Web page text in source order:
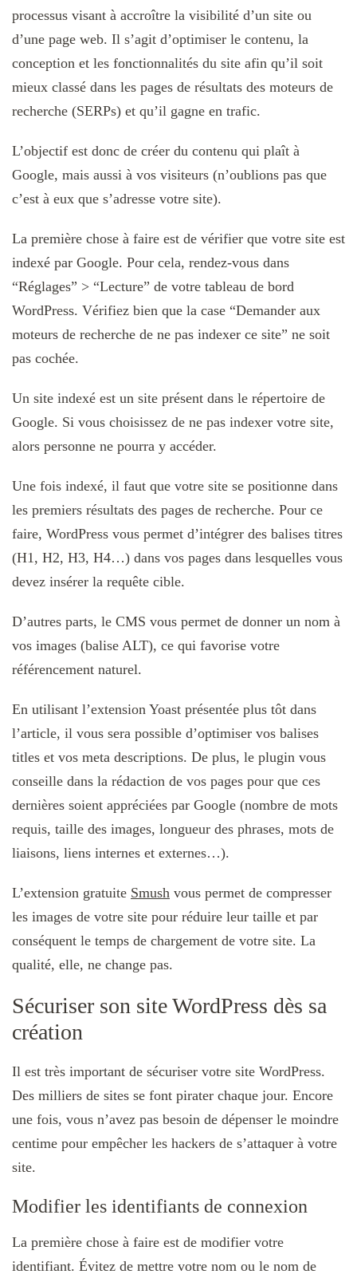
processus visant à accroître la visibilité d’un site ou
d’une page web. Il s’agit d’optimiser le contenu, la
conception et les fonctionnalités du site afin qu’il soit
mieux classé dans les pages de résultats des moteurs de
recherche (SERPs) et qu’il gagne en trafic.
L’objectif est donc de créer du contenu qui plaît à
Google, mais aussi à vos visiteurs (n’oublions pas que
c’est à eux que s’adresse votre site).
La première chose à faire est de vérifier que votre site est
indexé par Google. Pour cela, rendez-vous dans
“Réglages” > “Lecture” de votre tableau de bord
WordPress. Vérifiez bien que la case “Demander aux
moteurs de recherche de ne pas indexer ce site” ne soit
pas cochée.
Un site indexé est un site présent dans le répertoire de
Google. Si vous choisissez de ne pas indexer votre site,
alors personne ne pourra y accéder.
Une fois indexé, il faut que votre site se positionne dans
les premiers résultats des pages de recherche. Pour ce
faire, WordPress vous permet d’intégrer des balises titres
(H1, H2, H3, H4…) dans vos pages dans lesquelles vous
devez insérer la requête cible.
D’autres parts, le CMS vous permet de donner un nom à
vos images (balise ALT), ce qui favorise votre
référencement naturel.
En utilisant l’extension Yoast présentée plus tôt dans
l’article, il vous sera possible d’optimiser vos balises
titles et vos meta descriptions. De plus, le plugin vous
conseille dans la rédaction de vos pages pour que ces
dernières soient appréciées par Google (nombre de mots
requis, taille des images, longueur des phrases, mots de
liaisons, liens internes et externes…).
L’extension gratuite Smush vous permet de compresser
les images de votre site pour réduire leur taille et par
conséquent le temps de chargement de votre site. La
qualité, elle, ne change pas.
Sécuriser son site WordPress dès sa
création
Il est très important de sécuriser votre site WordPress.
Des milliers de sites se font pirater chaque jour. Encore
une fois, vous n’avez pas besoin de dépenser le moindre
centime pour empêcher les hackers de s’attaquer à votre
site.
Modifier les identifiants de connexion
La première chose à faire est de modifier votre
identifiant. Évitez de mettre votre nom ou le nom de